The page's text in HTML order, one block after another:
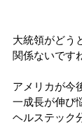
大統領がどう
関係ないです
アメリカが今
一成長が伸び
ヘルステック